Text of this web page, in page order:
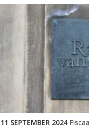
11 SEPTEMBER 2024